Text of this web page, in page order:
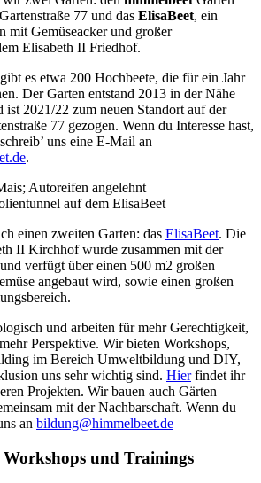
77 und das ElisaBeet, ein
mit Gemüseacker und großer
Elisabeth II Friedhof.
es etwa 200 Hochbeete, die für ein Jahr
Der Garten entstand 2013 in der Nähe
ist 2021/22 zum neuen Standort auf der
77 gezogen. Wenn du Interesse hast,
uns eine E-Mail an
.
einen zweiten Garten: das ElisaBeet. Die
II Kirchhof wurde zusammen mit der
verfügt über einen 500 m2 großen
angebaut wird, sowie einen großen
und arbeiten für mehr Gerechtigkeit,
Perspektive. Wir bieten Workshops,
im Bereich Umweltbildung und DIY,
uns sehr wichtig sind. Hierfindet ihr
Projekten. Wir bauen auch Gärten
mit der Nachbarschaft. Wenn du
an bildung@himmelbeet.de
Workshops und Trainings